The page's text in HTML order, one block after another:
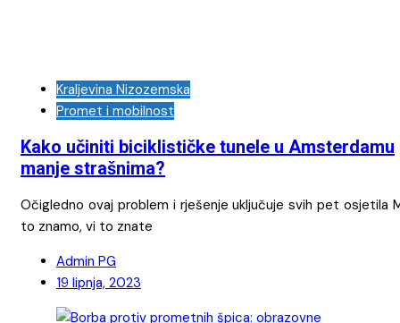
Kraljevina Nizozemska
Promet i mobilnost
Kako učiniti biciklističke tunele u Amsterdamu
manje strašnima?
Očigledno ovaj problem i rješenje uključuje svih pet osjetila
to znamo, vi to znate
Admin PG
19 lipnja, 2023